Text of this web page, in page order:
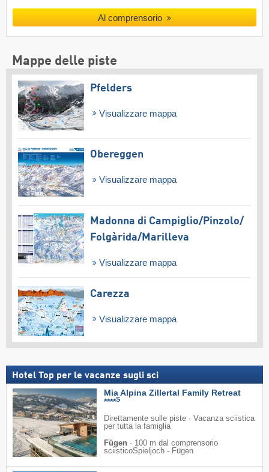
Al comprensorio
Mappe delle piste
Pfelders
Visualizzare mappa
Obereggen
Visualizzare mappa
Madonna di Campiglio/​Pinzolo/​
Folgàrida/​Marilleva
Visualizzare mappa
Carezza
Visualizzare mappa
Hotel Top per le vacanze sugli sci
Mia Alpina Zillertal Family Retreat
****S
Direttamente sulle piste · Vacanza sciistica
per tutta la famiglia
Fügen · 100 m dal comprensorio
sciisticoSpieljoch - Fügen